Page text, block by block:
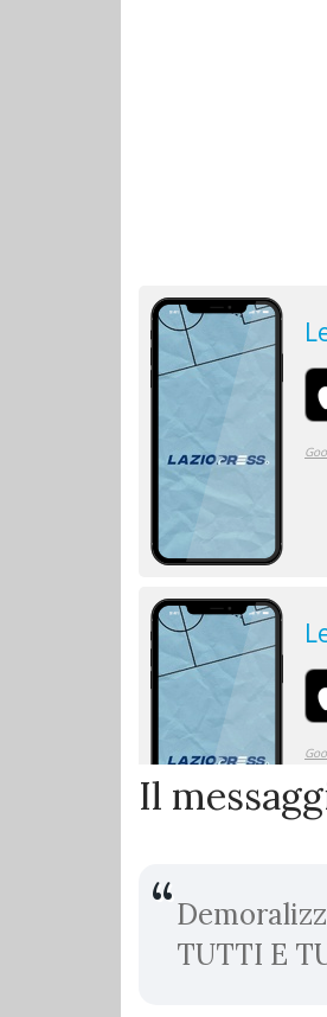
Il
TUTTI E